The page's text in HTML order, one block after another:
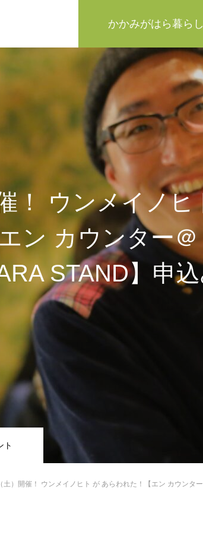
かかみがはら暮ら
！ ウンメイノヒ
ン カウンター＠
STAND】申
ト
）開催！ ウンメイノヒト が あらわれた！【エン カウンター＠